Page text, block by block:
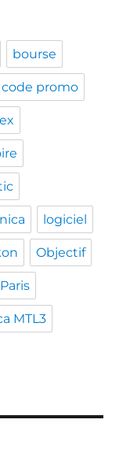
bourse
code promo
logiciel
Objectif
Paris
MTL3